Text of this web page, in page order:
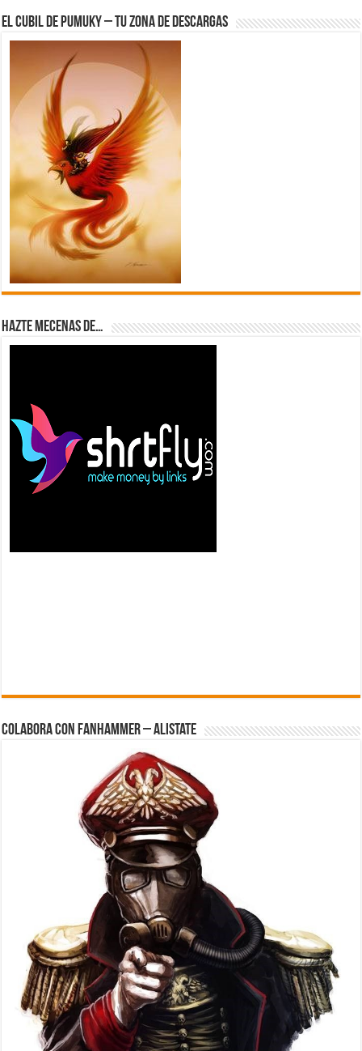
El Cubil de Pumuky – Tu zona de Descargas
Hazte Mecenas de…
Colabora con FanHammer – Alistate